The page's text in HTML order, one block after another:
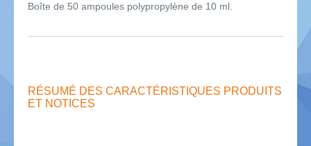
Boîte de 50 ampoules polypropylène de 10 ml.
RÉSUMÉ DES CARACTÉRISTIQUES PRODUITS
ET NOTICES